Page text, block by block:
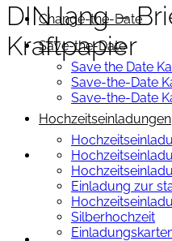
Change-the-Date
Save-the-Date
Save the Date
Save-the-Date
Save-the-Date
Hochzeitseinladungen
Einladung zur
Silberhochzeit
DIN lang –
Kraftpapier